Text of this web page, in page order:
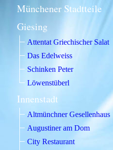
Münchener Stadtteile
Giesing
Attentat Griechischer Salat
Das Edelweiss
Schinken Peter
Löwenstüberl
Innenstadt
Altmünchner Gesellenhaus
Augustiner am Dom
City Restaurant